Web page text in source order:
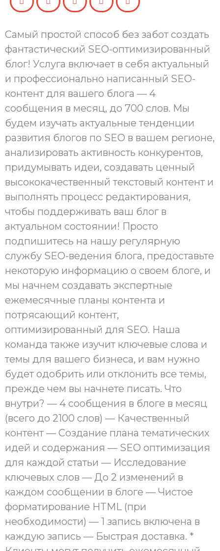
Самый простой способ без забот создать
фантастический SEO-оптимизированный
блог! Услуга включает в себя актуальный
и профессионально написанный SEO-
контент для вашего блога — 4
сообщения в месяц, до 700 слов. Мы
будем изучать актуальные тенденции
развития блогов по SEO в вашем регионе,
анализировать активность конкурентов,
придумывать идеи, создавать ценный
высококачественный текстовый контент и
выполнять процесс редактирования,
чтобы поддерживать ваш блог в
актуальном состоянии! Просто
подпишитесь на нашу регулярную
службу SEO-ведения блога, предоставьте
некоторую информацию о своем блоге, и
мы начнем создавать экспертные
ежемесячные планы контента и
потрясающий контент,
оптимизированный для SEO. Наша
команда также изучит ключевые слова и
темы для вашего бизнеса, и вам нужно
будет одобрить или отклонить все темы,
прежде чем вы начнете писать. Что
внутри? — 4 сообщения в блоге в месяц
(всего до 2100 слов) — Качественный
контент — Создание плана тематических
идей и содержания — SEO оптимизация
для каждой статьи — Исследование
ключевых слов — До 2 изменений в
каждом сообщении в блоге — Чистое
форматирование HTML (при
необходимости) — 1 запись включена в
каждую запись — Быстрая доставка. *